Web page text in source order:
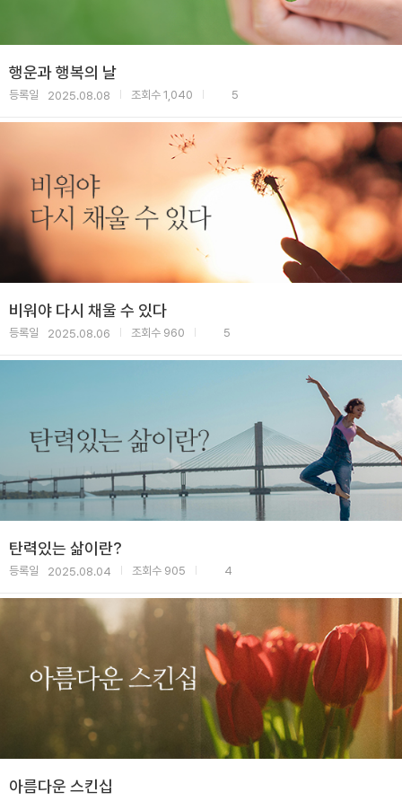
행운과 행복의 날
등록일 2025.08.08 조회수 1,040 5
비워야 다시 채울 수 있다
등록일 2025.08.06 조회수 960 5
탄력있는 삶이란?
등록일 2025.08.04 조회수 905 4
아름다운 스킨십